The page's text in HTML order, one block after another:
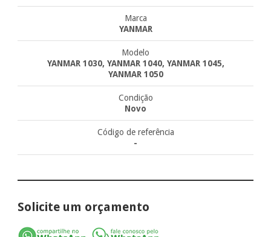
Marca
YANMAR
Modelo
YANMAR 1030, YANMAR 1040, YANMAR 1045,
YANMAR 1050
Condição
Novo
Código de referência
-
Solicite um orçamento